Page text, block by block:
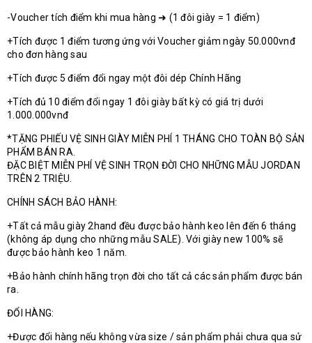
-Voucher tích điểm khi mua hàng ➜ (1 đôi giày = 1 điểm)
+Tích được 1 điểm tương ứng với Voucher giảm ngày 50.000vnđ
cho đơn hàng sau
+Tích được 5 điểm đổi ngay một đôi dép Chính Hãng
+Tích đủ 10 điểm đổi ngay 1 đôi giày bất kỳ có giá trị dưới
1.000.000vnđ
*TẶNG PHIẾU VỆ SINH GIÀY MIỄN PHÍ 1 THÁNG CHO TOÀN BỘ SẢN
PHẨM BÁN RA.
ĐẶC BIỆT MIỄN PHÍ VỆ SINH TRỌN ĐỜI CHO NHỮNG MẪU JORDAN
TRÊN 2 TRIỆU.
CHÍNH SÁCH BẢO HÀNH:
+Tất cả mẫu giày 2hand đều được bảo hành keo lên đến 6 tháng
(không áp dụng cho những mẫu SALE). Với giày new 100% sẽ
được bảo hành keo 1 năm.
+Bảo hành chính hãng trọn đời cho tất cả các sản phẩm được bán
ra.
ĐỔI HÀNG:
+Được đổi hàng nếu không vừa size / sản phẩm phải chưa qua sử